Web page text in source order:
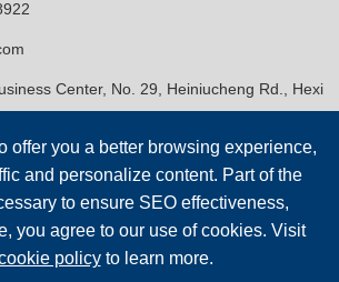
Center, No. 29, Heiniucheng Rd., Hexi
(Tianjin) Technology Co., Ltd.
offer you a better browsing experience,
and personalize content. Part of the
to ensure SEO effectiveness,
you agree to our use of cookies. Visit
policyto learn more.